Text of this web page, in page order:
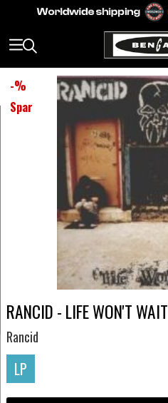
-%
Spar
RANCID - LIFE WON'T WAIT
Rancid
LP